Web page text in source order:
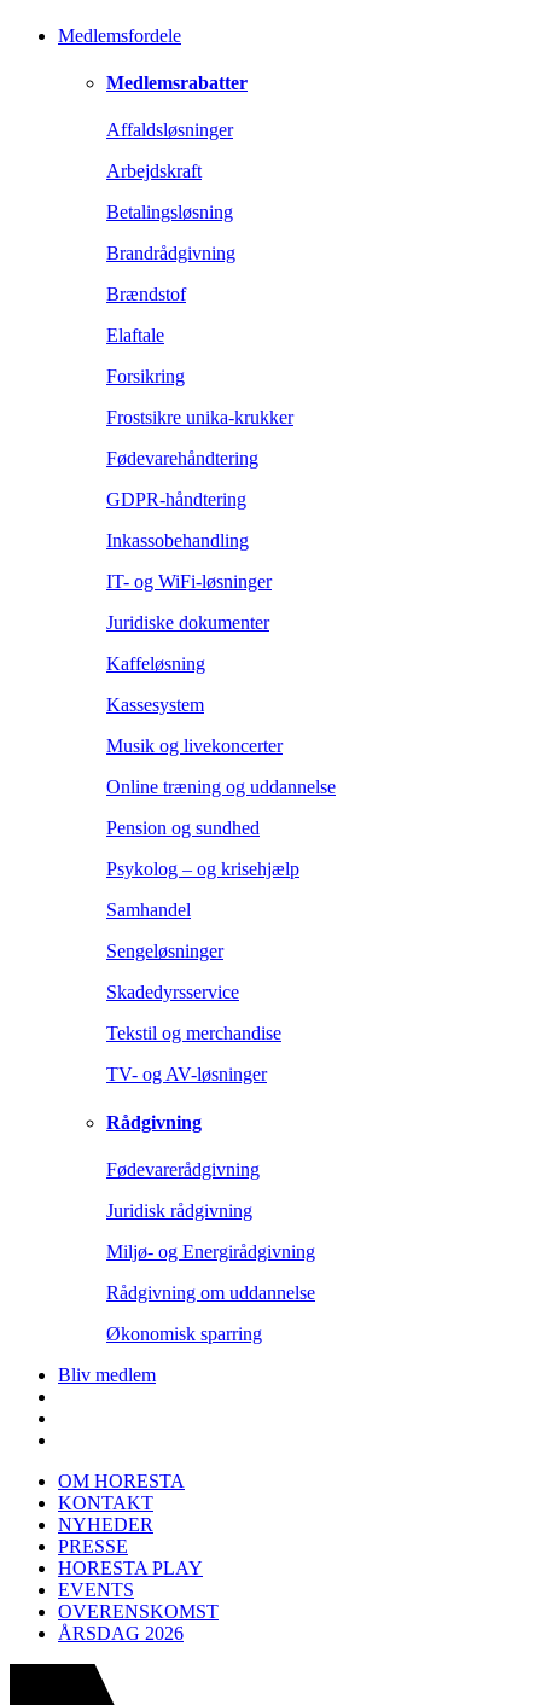
Medlemsfordele
Medlemsrabatter
Affaldsløsninger
Arbejdskraft
Betalingsløsning
Brandrådgivning
Brændstof
Elaftale
Forsikring
Frostsikre unika-krukker
Fødevarehåndtering
GDPR-håndtering
Inkassobehandling
IT- og WiFi-løsninger
Juridiske dokumenter
Kaffeløsning
Kassesystem
Musik og livekoncerter
Online træning og uddannelse
Pension og sundhed
Psykolog – og krisehjælp
Samhandel
Sengeløsninger
Skadedyrsservice
Tekstil og merchandise
TV- og AV-løsninger
Rådgivning
Fødevarerådgivning
Juridisk rådgivning
Miljø- og Energirådgivning
Rådgivning om uddannelse
Økonomisk sparring
Bliv medlem
OM HORESTA
KONTAKT
NYHEDER
PRESSE
HORESTA PLAY
EVENTS
OVERENSKOMST
ÅRSDAG 2026